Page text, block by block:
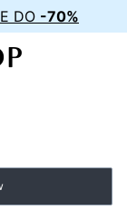
DO -70%